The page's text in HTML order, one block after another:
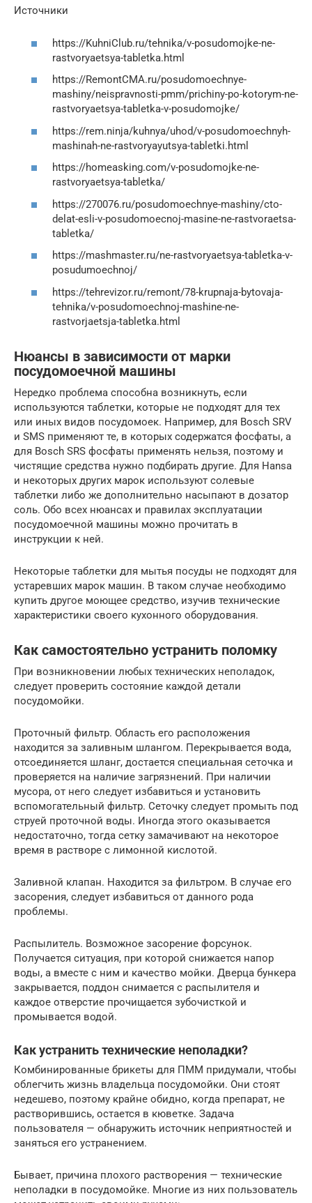
Источники
https://KuhniClub.ru/tehnika/v-posudomojke-ne-
rastvoryaetsya-tabletka.html
https://RemontCMA.ru/posudomoechnye-
mashiny/neispravnosti-pmm/prichiny-po-kotorym-ne-
rastvoryaetsya-tabletka-v-posudomojke/
https://rem.ninja/kuhnya/uhod/v-posudomoechnyh-
mashinah-ne-rastvoryayutsya-tabletki.html
https://homeasking.com/v-posudomojke-ne-
rastvoryaetsya-tabletka/
https://270076.ru/posudomoechnye-mashiny/cto-
delat-esli-v-posudomoecnoj-masine-ne-rastvoraetsa-
tabletka/
https://mashmaster.ru/ne-rastvoryaetsya-tabletka-v-
posudumoechnoj/
https://tehrevizor.ru/remont/78-krupnaja-bytovaja-
tehnika/v-posudomoechnoj-mashine-ne-
rastvorjaetsja-tabletka.html
Нюансы в зависимости от марки
посудомоечной машины
Нередко проблема способна возникнуть, если
используются таблетки, которые не подходят для тех
или иных видов посудомоек. Например, для Bosch SRV
и SMS применяют те, в которых содержатся фосфаты, а
для Bosch SRS фосфаты применять нельзя, поэтому и
чистящие средства нужно подбирать другие. Для Hansa
и некоторых других марок используют солевые
таблетки либо же дополнительно насыпают в дозатор
соль. Обо всех нюансах и правилах эксплуатации
посудомоечной машины можно прочитать в
инструкции к ней.
Некоторые таблетки для мытья посуды не подходят для
устаревших марок машин. В таком случае необходимо
купить другое моющее средство, изучив технические
характеристики своего кухонного оборудования.
Как самостоятельно устранить поломку
При возникновении любых технических неполадок,
следует проверить состояние каждой детали
посудомойки.
Проточный фильтр. Область его расположения
находится за заливным шлангом. Перекрывается вода,
отсоединяется шланг, достается специальная сеточка и
проверяется на наличие загрязнений. При наличии
мусора, от него следует избавиться и установить
вспомогательный фильтр. Сеточку следует промыть под
струей проточной воды. Иногда этого оказывается
недостаточно, тогда сетку замачивают на некоторое
время в растворе с лимонной кислотой.
Заливной клапан. Находится за фильтром. В случае его
засорения, следует избавиться от данного рода
проблемы.
Распылитель. Возможное засорение форсунок.
Получается ситуация, при которой снижается напор
воды, а вместе с ним и качество мойки. Дверца бункера
закрывается, поддон снимается с распылителя и
каждое отверстие прочищается зубочисткой и
промывается водой.
Как устранить технические неполадки?
Комбинированные брикеты для ПММ придумали, чтобы
облегчить жизнь владельца посудомойки. Они стоят
недешево, поэтому крайне обидно, когда препарат, не
растворившись, остается в кюветке. Задача
пользователя — обнаружить источник неприятностей и
заняться его устранением.
Бывает, причина плохого растворения — технические
неполадки в посудомойке. Многие из них пользователь